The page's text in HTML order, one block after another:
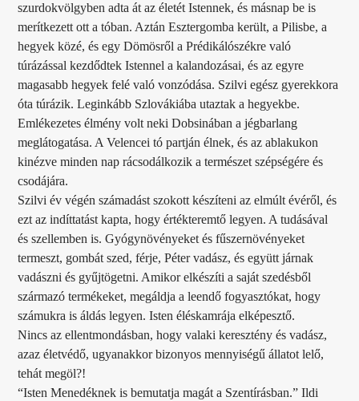
szurdokvölgyben adta át az életét Istennek, és másnap be is
merítkezett ott a tóban. Aztán Esztergomba került, a Pilisbe, a
hegyek közé, és egy Dömösről a Prédikálószékre való
túrázással kezdődtek Istennel a kalandozásai, és az egyre
magasabb hegyek felé való vonzódása. Szilvi egész gyerekkora
óta túrázik. Leginkább Szlovákiába utaztak a hegyekbe.
Emlékezetes élmény volt neki Dobsinában a jégbarlang
meglátogatása. A Velencei tó partján élnek, és az ablakukon
kinézve minden nap rácsodálkozik a természet szépségére és
csodájára.
Szilvi év végén számadást szokott készíteni az elmúlt évéről, és
ezt az indíttatást kapta, hogy értékteremtő legyen. A tudásával
és szellemben is. Gyógynövényeket és fűszernövényeket
termeszt, gombát szed, férje, Péter vadász, és együtt járnak
vadászni és gyűjtögetni. Amikor elkészíti a saját szedésből
származó termékeket, megáldja a leendő fogyasztókat, hogy
számukra is áldás legyen. Isten éléskamrája elképesztő.
Nincs az ellentmondásban, hogy valaki keresztény és vadász,
azaz életvédő, ugyanakkor bizonyos mennyiségű állatot lelő,
tehát megöl?!
“Isten Menedéknek is bemutatja magát a Szentírásban.” Ildi